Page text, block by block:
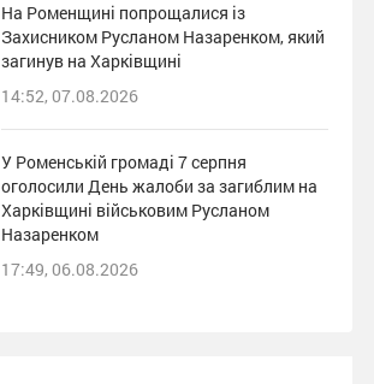
На Роменщині попрощалися із
Захисником Русланом Назаренком, який
загинув на Харківщині
14:52, 07.08.2026
У Роменській громаді 7 серпня
оголосили День жалоби за загиблим на
Харківщині військовим Русланом
Назаренком
17:49, 06.08.2026